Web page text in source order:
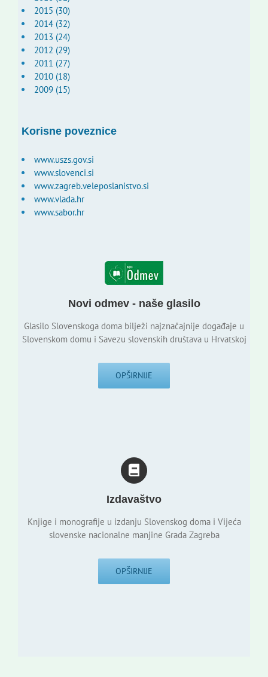
2015 (30)
2014 (32)
2013 (24)
2012 (29)
2011 (27)
2010 (18)
2009 (15)
Korisne poveznice
www.uszs.gov.si
www.slovenci.si
www.zagreb.veleposlanistvo.si
www.vlada.hr
www.sabor.hr
Novi odmev - naše glasilo
Glasilo Slovenskoga doma bilježi najznačajnije događaje u
Slovenskom domu i Savezu slovenskih društava u Hrvatskoj
OPŠIRNIJE
Izdavaštvo
Knjige i monografije u izdanju Slovenskog doma i Vijeća
slovenske nacionalne manjine Grada Zagreba
OPŠIRNIJE